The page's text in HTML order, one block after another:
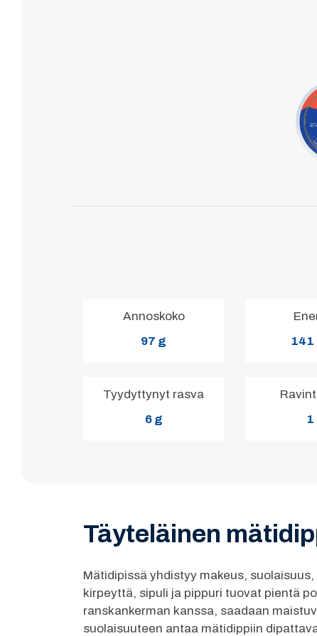
Annoskoko
97 g
141
Tyydyttynyt rasva
6 g
1
Täyteläinen
Mätidipissä yhdistyy makeus,
kirpeyttä, sipuli ja pippuri tuovat pientä
ranskankerman kanssa, saadaan
suolaisuuteen antaa mätidippiin